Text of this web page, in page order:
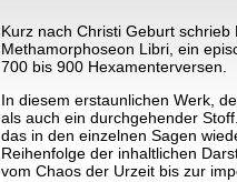
Kurz nach Christi Geburt
Methamorphoseon Libri, ein
700 bis 900 Hexamenterversen.
In diesem erstaunlichen Werk,
als auch ein durchgehender
das in den einzelnen Sagen
Reihenfolge der inhaltlichen
vom Chaos der Urzeit bis zur